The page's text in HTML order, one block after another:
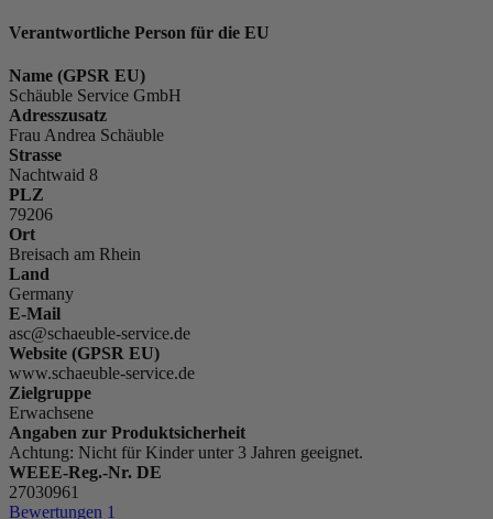
Verantwortliche Person für die EU
Name (GPSR EU)
Schäuble Service GmbH
Adresszusatz
Frau Andrea Schäuble
Strasse
Nachtwaid 8
PLZ
79206
Ort
Breisach am Rhein
Land
Germany
E-Mail
asc@schaeuble-service.de
Website (GPSR EU)
www.schaeuble-service.de
Zielgruppe
Erwachsene
Angaben zur Produktsicherheit
Achtung: Nicht für Kinder unter 3 Jahren geeignet.
WEEE-Reg.-Nr. DE
27030961
Bewertungen 1